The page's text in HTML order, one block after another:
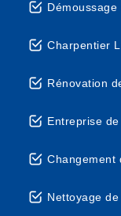
Charpentier
Rénovation
Entreprise
Changement
Nettoyage